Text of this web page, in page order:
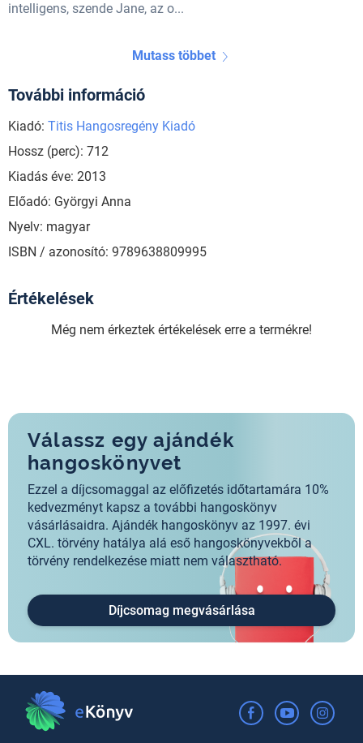
intelligens, szende Jane, az o...
Mutass többet
További információ
Kiadó: Titis Hangosregény Kiadó
Hossz (perc): 712
Kiadás éve: 2013
Előadó: Györgyi Anna
Nyelv: magyar
ISBN / azonosító: 9789638809995
Értékelések
Még nem érkeztek értékelések erre a termékre!
Válassz egy ajándék
hangoskönyvet
Ezzel a díjcsomaggal az előfizetés időtartamára 10%
kedvezményt kapsz a további hangoskönyv
vásárlásaidra. Ajándék hangoskönyv az 1997. évi
CXL. törvény hatálya alá eső hangoskönyvekből a
törvény rendelkezése miatt nem választható.
Díjcsomag megvásárlása